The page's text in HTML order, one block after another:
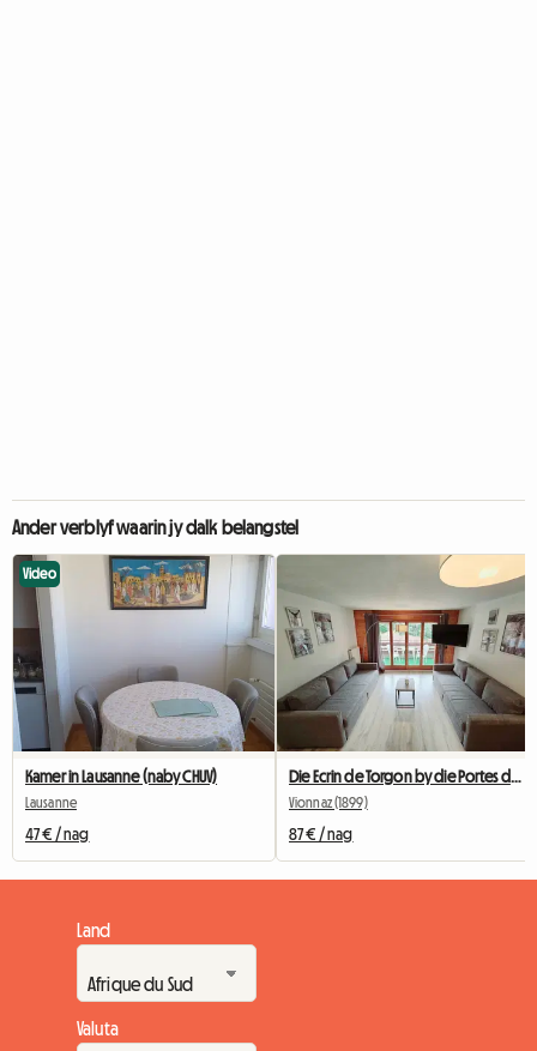
Ander verblyf waarin jy dalk belangstel
Video
Kamer in Lausanne (naby CHUV)
Lausanne
47 € / nag
Vionnaz (1899)
87 € / nag
Land
Valuta